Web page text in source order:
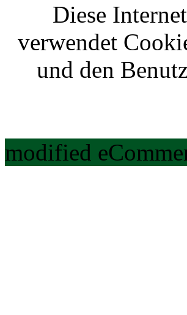
Diese
verwendet
und den
modified